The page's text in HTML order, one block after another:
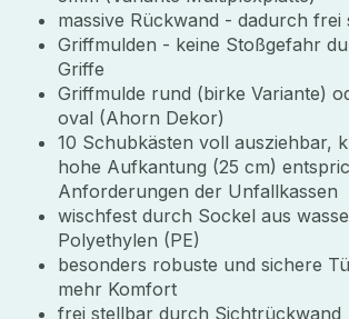
massive Rückwand - dadurch frei
Griffmulden - keine Stoßgefahr
Griffe
Griffmulde rund (birke Variante)
oval (Ahorn Dekor)
10 Schubkästen voll ausziehbar,
hohe Aufkantung (25 cm)
Anforderungen der Unfallkassen
wischfest durch Sockel aus
Polyethylen (PE)
besonders robuste und sichere
mehr Komfort
frei stellbar durch Sichtrückwand